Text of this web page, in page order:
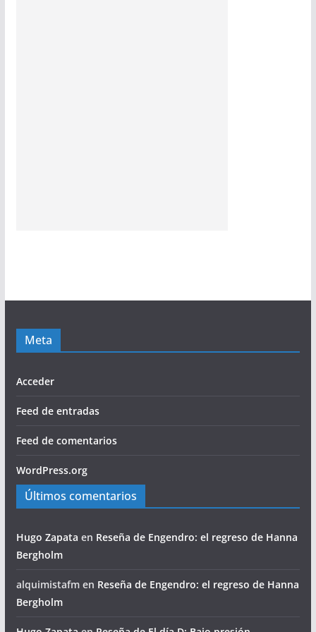
Meta
Acceder
Feed de entradas
Feed de comentarios
WordPress.org
Últimos comentarios
Hugo Zapata en Reseña de Engendro: el regreso de Hanna
Bergholm
alquimistafmen Reseña de Engendro: el regreso de Hanna
Bergholm